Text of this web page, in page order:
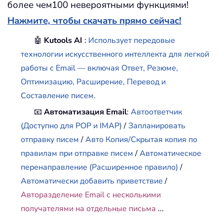
более чем100 невероятными функциями!
Нажмите, чтобы скачать прямо сейчас!
🤖 Kutools AI : Использует передовые
технологии искусственного интеллекта для легкой
работы с Email — включая Ответ, Резюме,
Оптимизацию, Расширение, Перевод и
Составление писем.
📧Автоматизация Email:Автоответчик
(Доступно для POP и IMAP)/Запланировать
отправку писем/Авто Копия/Скрытая копия по
правилам при отправке писем/Автоматическое
перенаправление (Расширенное правило)/
Автоматически добавить приветствие/
Авторазделение Email с несколькими
получателями на отдельные письма ...